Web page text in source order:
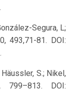
.
Segura, L;
493,71-81. DOI:
.
S.; Nikel,
DOI: